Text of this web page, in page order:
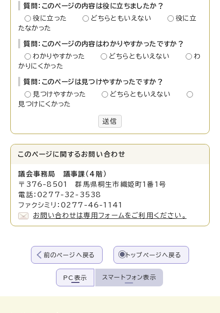
質問：このページの内容は役に立ちましたか？
役に立った
どちらともいえない
役に立
たなかった
質問：このページの内容はわかりやすかったですか？
わかりやすかった
どちらともいえない
わ
かりにくかった
質問：このページは見つけやすかったですか？
見つけやすかった
どちらともいえない
見つけにくかった
送信
このページに関する お問い合わせ
議会事務局 議事課（4階）
〒376-8501 群馬県桐生市織姫町1番1号
電話：0277-32-3538
ファクシミリ：0277-46-1141
お問い合わせは専用フォームをご利用ください。
前のページへ戻る トップページへ戻る
PC表示 スマートフォン表示